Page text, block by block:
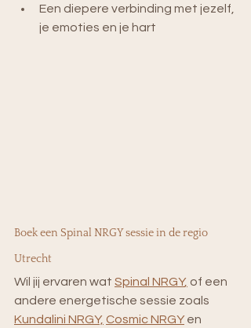
Een diepere verbinding met jezelf,
je emoties en je hart
Boek een Spinal NRGY sessie in de regio
Utrecht
Wil jij ervaren wat Spinal NRGY, of een
andere energetische sessie zoals
Kundalini NRGY, Cosmic NRGY en